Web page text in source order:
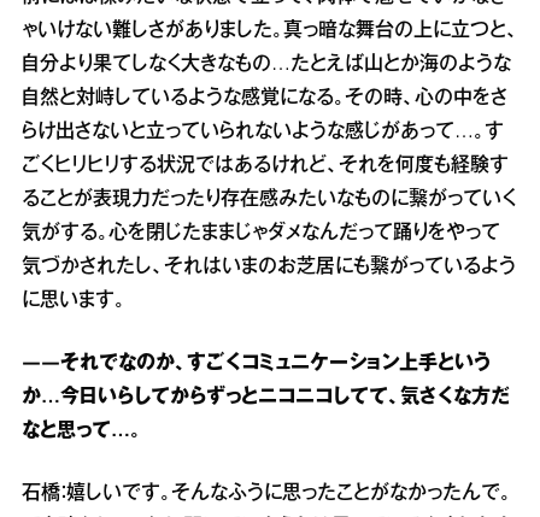
ゃいけない難しさがありました。真っ暗な舞台の上に立つと、
自分より果てしなく大きなもの…たとえば山とか海のような
自然と対峙しているような感覚になる。その時、心の中をさ
らけ出さないと立っていられないような感じがあって…。す
ごくヒリヒリする状況ではあるけれど、それを何度も経験す
ることが表現力だったり存在感みたいなものに繋がっていく
気がする。心を閉じたままじゃダメなんだって踊りをやって
気づかされたし、それはいまのお芝居にも繋がっているよう
に思います。
――それでなのか、すごくコミュニケーション上手という
か…今日いらしてからずっとニコニコしてて、気さくな方だ
なと思って…。
石橋：嬉しいです。そんなふうに思ったことがなかったんで。